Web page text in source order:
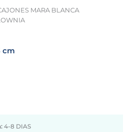
MARA BLANCA
cm
4-8 DIAS